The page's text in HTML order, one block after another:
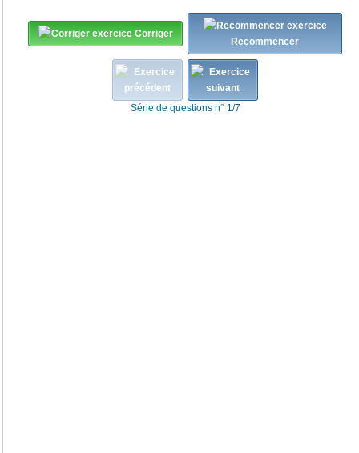
Corriger
Recommencer
Série de questions n° 1/7